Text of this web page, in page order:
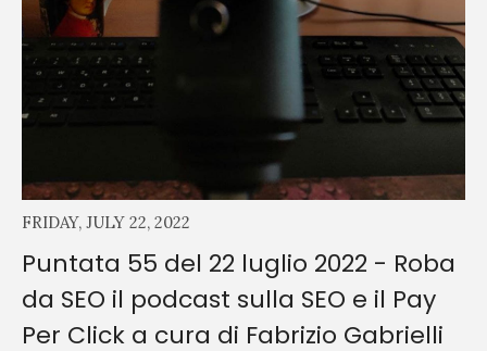
FRIDAY, JULY 22, 2022
Puntata 55 del 22 luglio 2022 - Roba
da SEO il podcast sulla SEO e il Pay
Per Click a cura di Fabrizio Gabrielli